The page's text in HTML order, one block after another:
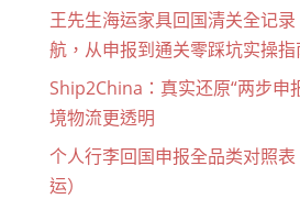
王先生海运家具回国清关全记
航，从申报到通关零踩坑实操指
Ship2China：真实还原“两步申
境物流更透明
个人行李回国申报全品类对照
运）